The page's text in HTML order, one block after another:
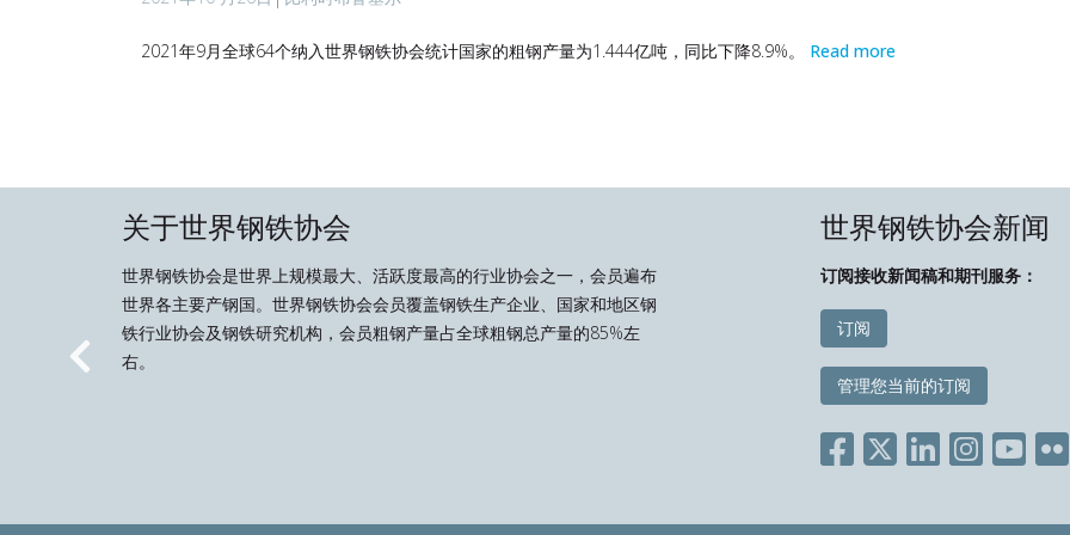
2021年9月全球64个纳入世界钢铁协会统计国家的粗钢产量为1.444亿吨，同比下降8.9%。 Read more
关于世界钢铁协会
世界钢铁协会是世界上规模最大、活跃度最高的行业协会之一，会员遍布
世界各主要产钢国。世界钢铁协会会员覆盖钢铁生产企业、国家和地区钢
铁行业协会及钢铁研究机构，会员粗钢产量占全球粗钢总产量的85%左
右。
世界钢铁协会新闻
订阅接收新闻稿和期刊服务：
订阅
管理您当前的订阅
Previous